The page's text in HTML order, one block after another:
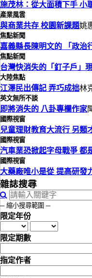
施茂林：從大面積下手 小
產業風雲
與商業共存 校園新課題姚
焦點新聞
嘉義縣長陳明文的 「政治
焦點新聞
台灣快消失的「釘子戶」
大陸焦點
江澤民出傳記 弄巧成拙林
英文無所不談
即將消失的 八卦專欄作家
國際視窗
兒童理財教育大流行 另類
國際視窗
汽車業恐掀起字母戰爭 都
國際視窗
大藥廠唯小是從 提高研發
雜誌搜尋
─ 縮小搜尋範圍 ─
限定年份
限定期數
指定作者